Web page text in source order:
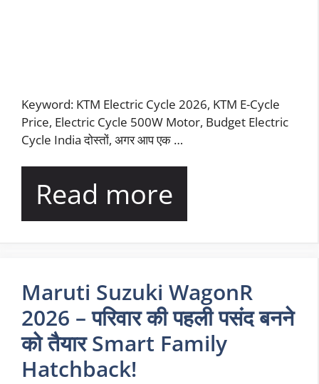
Keyword: KTM Electric Cycle 2026, KTM E-Cycle
Price, Electric Cycle 500W Motor, Budget Electric
Cycle India दोस्तों, अगर आप एक …
Read more
Maruti Suzuki WagonR
2026 – परिवार की पहली पसंद बनने
को तैयार Smart Family
Hatchback!